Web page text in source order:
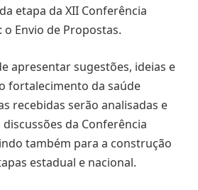
etapa da XII Conferência
o Envio de Propostas.
apresentar sugestões, ideias e
fortalecimento da saúde
recebidas serão analisadas e
da Conferência
também para a construção
estadual e nacional.